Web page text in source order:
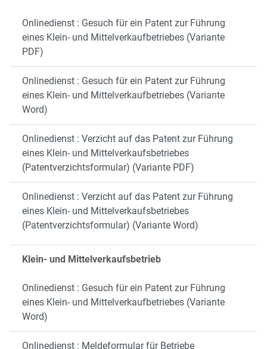
Onlinedienst : Gesuch für ein Patent zur Führung
eines Klein- und Mittelverkaufbetriebes (Variante
PDF)
Onlinedienst : Gesuch für ein Patent zur Führung
eines Klein- und Mittelverkaufbetriebes (Variante
Word)
Onlinedienst : Verzicht auf das Patent zur Führung
eines Klein- und Mittelverkaufsbetriebes
(Patentverzichtsformular) (Variante PDF)
Onlinedienst : Verzicht auf das Patent zur Führung
eines Klein- und Mittelverkaufsbetriebes
(Patentverzichtsformular) (Variante Word)
Klein- und Mittelverkaufsbetrieb
Onlinedienst : Gesuch für ein Patent zur Führung
eines Klein- und Mittelverkaufbetriebes (Variante
Word)
Onlinedienst : Meldeformular für Betriebe